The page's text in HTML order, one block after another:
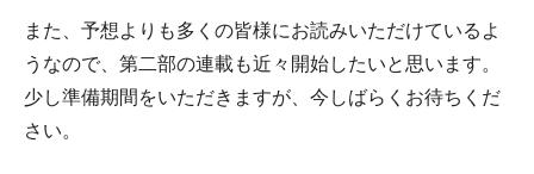
また、予想よりも多くの皆様にお読みいただけているよ
うなので、第二部の連載も近々開始したいと思います。
少し準備期間をいただきますが、今しばらくお待ちくだ
さい。